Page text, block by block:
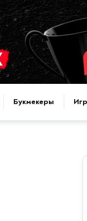
Букмекеры